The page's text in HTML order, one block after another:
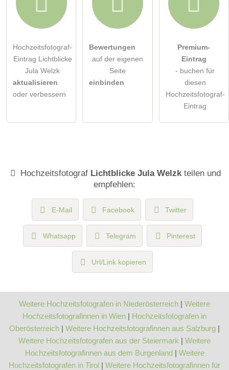
Hochzeitsfotograf-
Eintrag Lichtblicke
Jula Welzk
aktualisieren
oder verbessern
Bewertungen
auf der eigenen
Seite
einbinden
Premium-
Eintrag
- buchen für
diesen
Hochzeitsfotograf-
Eintrag
Hochzeitsfotograf Lichtblicke Jula Welzkteilen und
empfehlen:
E-Mail Facebook Twitter
Whatsapp Telegram Pinterest
Url/Link kopieren
Weitere Hochzeitsfotografen in Niederösterreich | Weitere
Hochzeitsfotografinnen in Wien | Hochzeitsfotografen in
Oberösterreich | Weitere Hochzeitsfotografinnen aus Salzburg |
Weitere Hochzeitsfotografen aus der Steiermark | Weitere
Hochzeitsfotografinnen aus dem Burgenland| Weitere
Hochzeitsfotografen in Tirol | Weitere Hochzeitsfotografinnen für